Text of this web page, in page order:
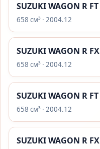
SUZUKI WAGON R FT
658 см³ · 2004.12
SUZUKI WAGON R FX
658 см³ · 2004.12
SUZUKI WAGON R FT
658 см³ · 2004.12
SUZUKI WAGON R FX